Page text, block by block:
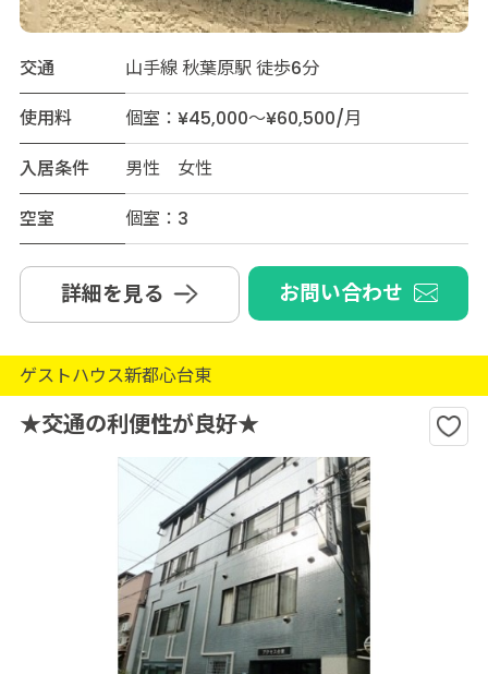
交通
山手線 秋葉原駅 徒歩6分
使用料
個室：¥45,000～¥60,500/月
入居条件
男性 女性
空室
個室：3
詳細を見る お問い合わせ
ゲストハウス新都心台東
★交通の利便性が良好★